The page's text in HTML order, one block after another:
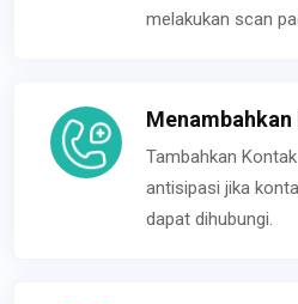
melakukan scan
Tambahkan
antisipasi jika
dapat dihubungi.